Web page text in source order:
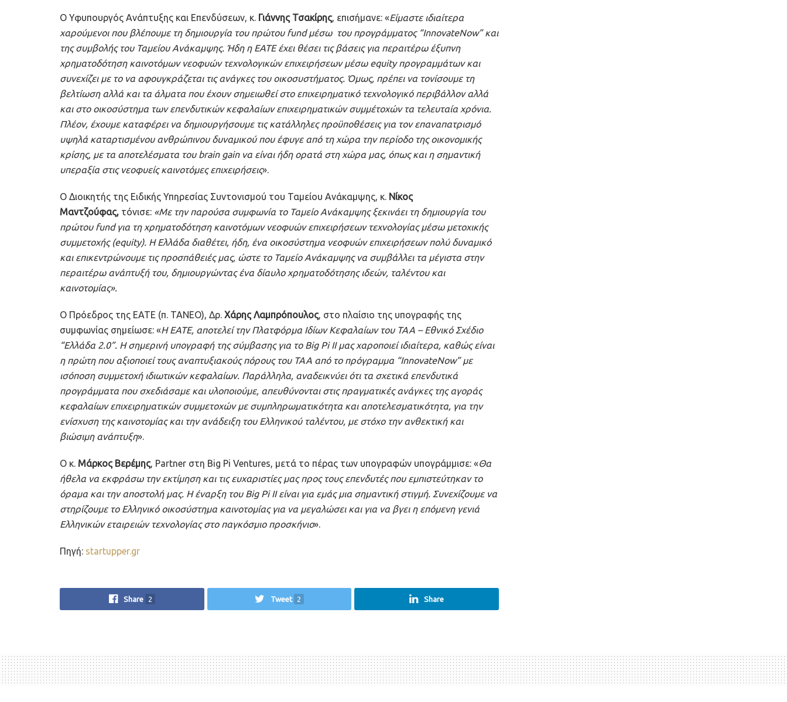
Ο Υφυπουργός Ανάπτυξης και Επενδύσεων, κ. Γιάννης Τσακίρης, επισήμανε: «Είμαστε ιδιαίτερα
χαρούμενοι που βλέπουμε τη δημιουργία του πρώτου fund μέσω του προγράμματος “InnovateNow” και
της συμβολής του Ταμείου Ανάκαμψης. Ήδη η ΕΑΤΕ έχει θέσει τις βάσεις για περαιτέρω έξυπνη
χρηματοδότηση καινοτόμων νεοφυών τεχνολογικών επιχειρήσεων μέσω equity προγραμμάτων και
συνεχίζει με το να αφουγκράζεται τις ανάγκες του οικοσυστήματος. Όμως, πρέπει να τονίσουμε τη
βελτίωση αλλά και τα άλματα που έχουν σημειωθεί στο επιχειρηματικό τεχνολογικό περιβάλλον αλλά
και στο οικοσύστημα των επενδυτικών κεφαλαίων επιχειρηματικών συμμέτοχών τα τελευταία χρόνια.
Πλέον, έχουμε καταφέρει να δημιουργήσουμε τις κατάλληλες προϋποθέσεις για τον επαναπατρισμό
υψηλά καταρτισμένου ανθρώπινου δυναμικού που έφυγε από τη χώρα την περίοδο της οικονομικής
κρίσης, με τα αποτελέσματα του brain gain να είναι ήδη ορατά στη χώρα μας, όπως και η σημαντική
υπεραξία στις νεοφυείς καινοτόμες επιχειρήσεις».
Ο Διοικητής της Ειδικής Υπηρεσίας Συντονισμού του Ταμείου Ανάκαμψης, κ. Νίκος
Μαντζούφας, τόνισε: «Με την παρούσα συμφωνία το Ταμείο Ανάκαμψης ξεκινάει τη δημιουργία του
πρώτου fund για τη χρηματοδότηση καινοτόμων νεοφυών επιχειρήσεων τεχνολογίας μέσω μετοχικής
συμμετοχής (equity). Η Ελλάδα διαθέτει, ήδη, ένα οικοσύστημα νεοφυών επιχειρήσεων πολύ δυναμικό
και επικεντρώνουμε τις προσπάθειές μας, ώστε το Ταμείο Ανάκαμψης να συμβάλλει τα μέγιστα στην
περαιτέρω ανάπτυξή του, δημιουργώντας ένα δίαυλο χρηματοδότησης ιδεών, ταλέντου και
καινοτομίας».
Ο Πρόεδρος της ΕΑΤΕ (π. ΤΑΝΕΟ), Δρ. Χάρης Λαμπρόπουλος, στο πλαίσιο της υπογραφής της
συμφωνίας σημείωσε: «Η ΕΑΤΕ, αποτελεί την Πλατφόρμα Ιδίων Κεφαλαίων του ΤΑΑ – Εθνικό Σχέδιο
“Ελλάδα 2.0”. Η σημερινή υπογραφή της σύμβασης για το Big Pi II μας χαροποιεί ιδιαίτερα, καθώς είναι
η πρώτη που αξιοποιεί τους αναπτυξιακούς πόρους του ΤΑΑ από το πρόγραμμα “InnovateNow” με
ισόποση συμμετοχή ιδιωτικών κεφαλαίων. Παράλληλα, αναδεικνύει ότι τα σχετικά επενδυτικά
προγράμματα που σχεδιάσαμε και υλοποιούμε, απευθύνονται στις πραγματικές ανάγκες της αγοράς
κεφαλαίων επιχειρηματικών συμμετοχών με συμπληρωματικότητα και αποτελεσματικότητα, για την
ενίσχυση της καινοτομίας και την ανάδειξη του Ελληνικού ταλέντου, με στόχο την ανθεκτική και
βιώσιμη ανάπτυξη».
Ο κ. Μάρκος Βερέμης, Partner στη Big Pi Ventures, μετά το πέρας των υπογραφών υπογράμμισε: «Θα
ήθελα να εκφράσω την εκτίμηση και τις ευχαριστίες μας προς τους επενδυτές που εμπιστεύτηκαν το
όραμα και την αποστολή μας. Η έναρξη του Big Pi II είναι για εμάς μια σημαντική στιγμή. Συνεχίζουμε να
στηρίζουμε το Ελληνικό οικοσύστημα καινοτομίας για να μεγαλώσει και για να βγει η επόμενη γενιά
Ελληνικών εταιρειών τεχνολογίας στο παγκόσμιο προσκήνιο».
Πηγή: startupper.gr
Share 2 Tweet 2 Share